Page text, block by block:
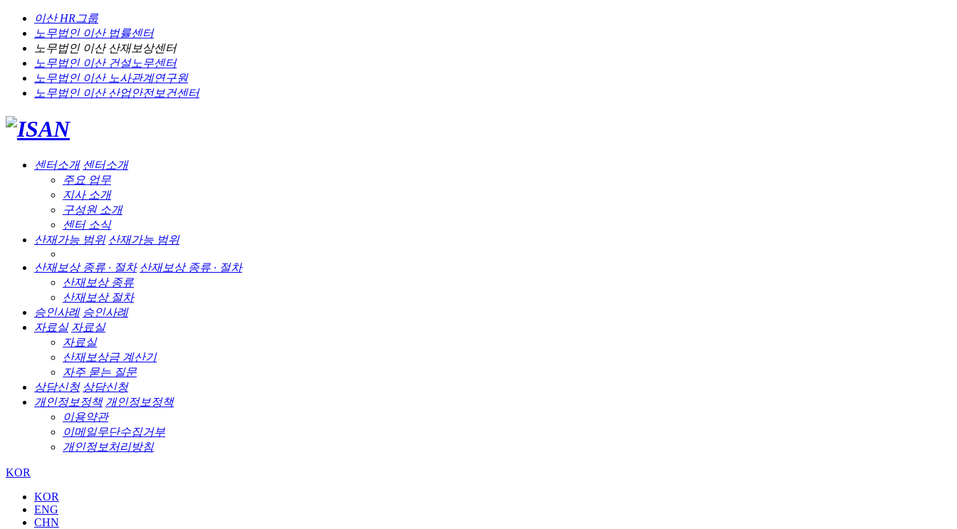
이산 HR그룹
노무법인 이산법률센터
노무법인 이산산재보상센터
노무법인 이산건설노무센터
노무법인 이산노사관계연구원
노무법인 이산산업안전보건센터
센터소개 센터소개
주요 업무
지사 소개
구성원 소개
센터 소식
산재가능 범위 산재가능 범위
산재보상 종류 · 절차 산재보상 종류 · 절차
산재보상 종류
산재보상 절차
승인사례 승인사례
자료실 자료실
자료실
산재보상금 계산기
자주 묻는 질문
상담신청 상담신청
개인정보정책 개인정보정책
이용약관
이메일무단수집거부
개인정보처리방침
KOR
KOR
ENG
CHN